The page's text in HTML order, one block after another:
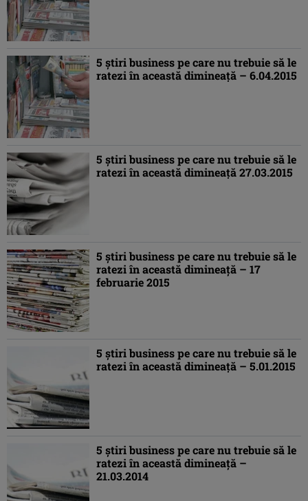
5 ştiri business pe care nu trebuie să le
ratezi în această dimineaţă – 6.04.2015
5 ştiri business pe care nu trebuie să le
ratezi în această dimineaţă 27.03.2015
5 ştiri business pe care nu trebuie să le
ratezi în această dimineaţă – 17
februarie 2015
5 ştiri business pe care nu trebuie să le
ratezi în această dimineaţă – 5.01.2015
5 ştiri business pe care nu trebuie să le
ratezi în această dimineaţă –
21.03.2014